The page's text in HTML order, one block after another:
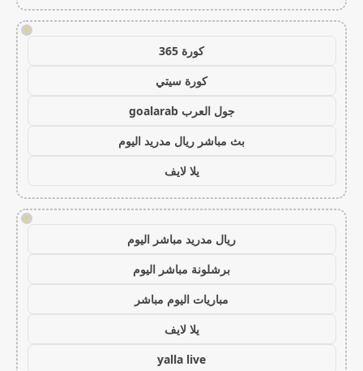
!
كورة 365
كورة سيتي
جول العرب goalarab
بث مباشر ريال مدريد اليوم
يلا لايف
!
ريال مدريد مباشر اليوم
برشلونة مباشر اليوم
مباريات اليوم مباشر
يلا لايف
yalla live